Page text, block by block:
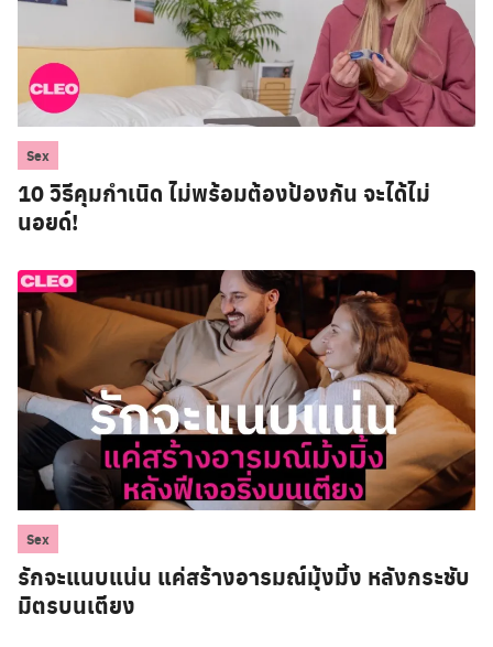
Sex
10 วิธีคุมกำเนิด ไม่พร้อมต้องป้องกัน จะได้ไม่
นอยด์!
Sex
รักจะแนบแน่น แค่สร้างอารมณ์มุ้งมิ้ง หลังกระชับ
มิตรบนเตียง